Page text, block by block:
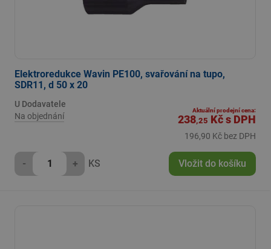
Elektroredukce Wavin PE100, svařování na tupo,
SDR11, d 50 x 20
U Dodavatele
Na objednání
Aktuální prodejní cena:
238,25 Kčs DPH
196,90 Kč bez DPH
- + KS Vložit do košíku